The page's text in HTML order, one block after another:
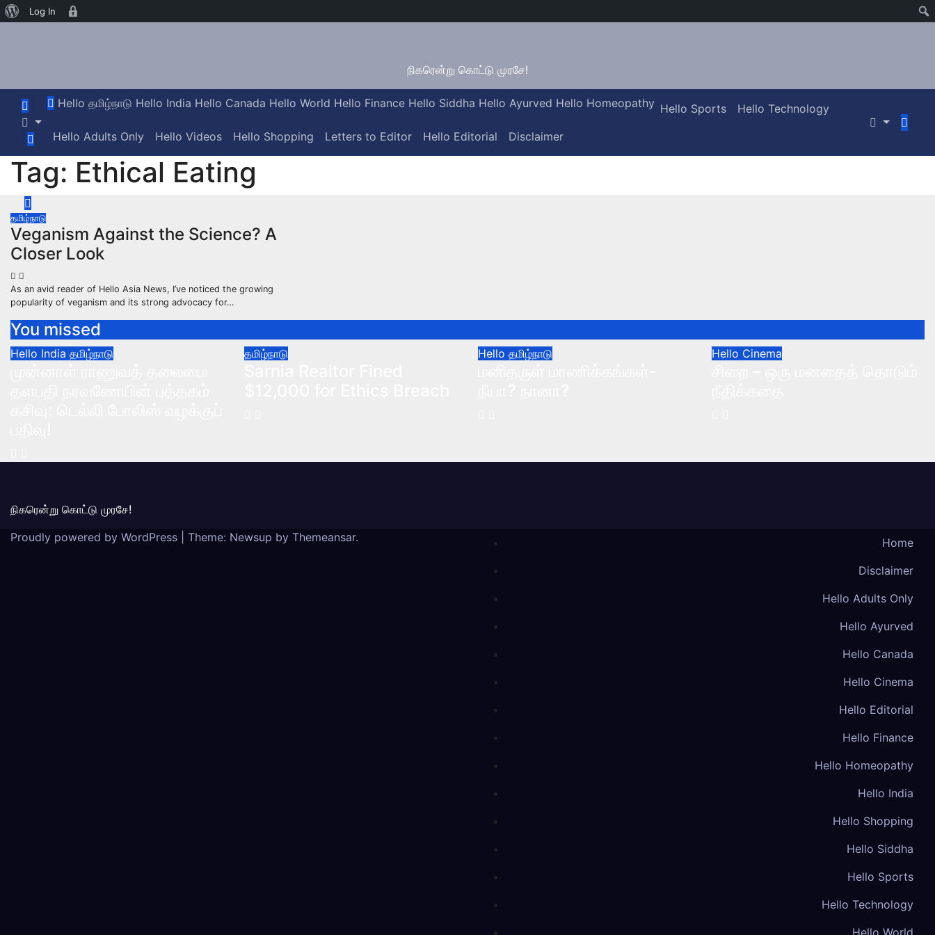
வேர்ட்பிரஸ்
Log In
நிகரென்று கொட்டு முரசே!
Hello தமிழ்நாடு Hello India Hello Canada Hello World Hello FinanceHello Siddha Hello Ayurved Hello Homeopathy Hello Sports
Hello Technology
Hello Adults Only
Hello Videos Hello Shopping Letters to Editor Hello Editorial Disclaimer
Tag: Ethical Eating
தமிழ்நாடு
Veganism Against the Science? A
Closer Look
As an avid reader of Hello Asia News, I’ve noticed the growing
popularity of veganism and its strong advocacy for…
You missed
Hello India தமிழ்நாடு தமிழ்நாடு Hello தமிழ்நாடு Hello Cinema
நிகரென்று கொட்டு முரசே!
Proudly powered by WordPress
Theme: Newsup by Themeansar.
Home
Disclaimer
Hello Adults Only
Hello Ayurved
Hello Canada
Hello Cinema
Hello Editorial
Hello Finance
Hello Homeopathy
Hello India
Hello Shopping
Hello Siddha
Hello Sports
Hello Technology
Hello World